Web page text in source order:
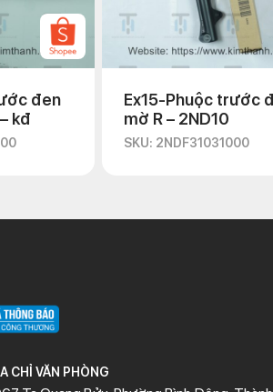
đen
kđ
Ex15-Phuộc trước
mờ R – 2ND10
SKU: 2NDF31031000
CHỈ VĂN PHÒNG